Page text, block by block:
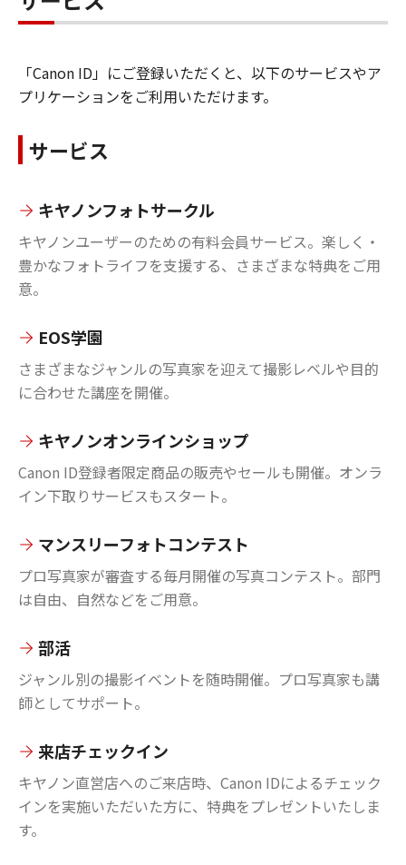
「Canon ID」にご登録いただくと、以下のサービスやア
プリケーションをご利用いただけます。
サービス
キヤノンフォトサークル
キヤノンユーザーのための有料会員サービス。楽しく・
豊かなフォトライフを支援する、さまざまな特典をご用
意。
EOS学園
さまざまなジャンルの写真家を迎えて撮影レベルや目的
に合わせた講座を開催。
キヤノンオンラインショップ
Canon ID登録者限定商品の販売やセールも開催。オンラ
イン下取りサービスもスタート。
マンスリーフォトコンテスト
プロ写真家が審査する毎月開催の写真コンテスト。部門
は自由、自然などをご用意。
部活
ジャンル別の撮影イベントを随時開催。プロ写真家も講
師としてサポート。
来店チェックイン
キヤノン直営店へのご来店時、Canon IDによるチェック
インを実施いただいた方に、特典をプレゼントいたしま
す。